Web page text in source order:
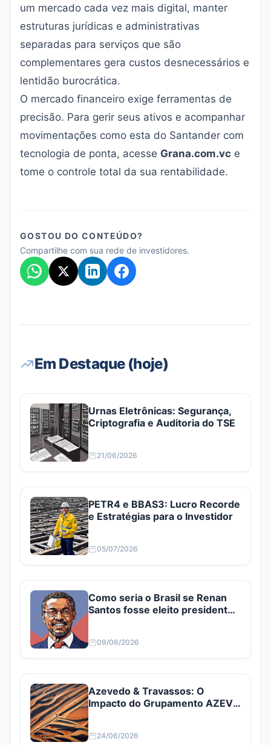
um mercado cada vez mais digital, manter
estruturas jurídicas e administrativas
separadas para serviços que são
complementares gera custos desnecessários e
lentidão burocrática.
O mercado financeiro exige ferramentas de
precisão. Para gerir seus ativos e acompanhar
movimentações como esta do Santander com
tecnologia de ponta, acesse Grana.com.vc e
tome o controle total da sua rentabilidade.
GOSTOU DO CONTEÚDO?
Compartilhe com sua rede de investidores.
Em Destaque (hoje)
Urnas Eletrônicas: Segurança,
Criptografia e Auditoria do TSE
21/06/2026
PETR4 e BBAS3: Lucro Recorde
e Estratégias para o Investidor
05/07/2026
Como seria o Brasil se Renan
Santos fosse eleito presidente?
09/06/2026
Azevedo & Travassos: O
Impacto do Grupamento AZEV3
24/06/2026